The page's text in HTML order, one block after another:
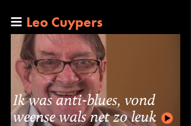
Leo Cuypers
Ik was anti-blues, vond
weense wals net zo leuk